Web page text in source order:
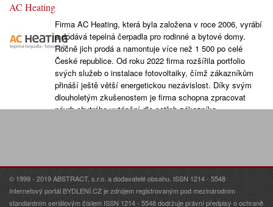
AC Heating
Firma AC Heating, která byla založena v roce 2006, vyrábí
a dodává tepelná čerpadla pro rodinné a bytové domy.
Ročně jich prodá a namontuje více než 1 500 po celé
České republice. Od roku 2022 firma rozšířila portfolio
svých služeb o instalace fotovoltaiky, čímž zákazníkům
přináší ještě větší energetickou nezávislost. Díky svým
dlouholetým zkušenostem je firma schopna zpracovat
návrh chytrého vytápění dle potřeb zákazníka.
© 1999 - 2019 ABSTRACT, s.r.o. a dodavatelé obsahu. ISSN 1214 - 5548
Internetový portál BYDLENÍ.CZ je zdrojem registrovaným pod mezinárodním
standardním seriálovým číslem ISSN 1214 - 5548 dodržuje právní předpisy o ochraně